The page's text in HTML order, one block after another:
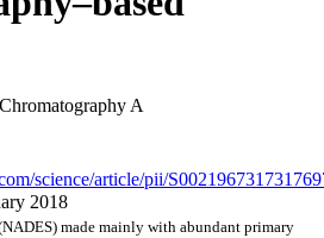
A
science/article/pii/
2018
made mainly with abundant primary